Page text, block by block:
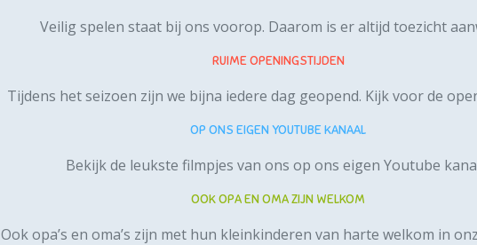
Veilig spelen staat bij ons voorop. Daarom is er altijd toezicht
RUIME OPENINGSTIJDEN
Tijdens het seizoen zijn we bijna iedere dag geopend. Kijk voor de
OP ONS EIGEN YOUTUBE KANAAL
Bekijk de leukste filmpjes van ons op ons eigen Youtube
OOK OPA EN OMA ZIJN WELKOM
Ook opa’s en oma’s zijn met hun kleinkinderen van harte welkom in